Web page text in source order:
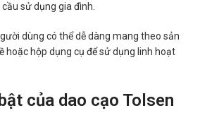
sử dụng gia đình.
dùng có thể dễ dàng mang theo sản
hoặc hộp dụng cụ để sử dụng linh hoạt
của dao cạo Tolsen